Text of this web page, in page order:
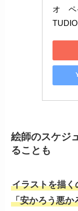
オ　
絵師のスケジ
ることも
イラストを描
「安かろう悪か